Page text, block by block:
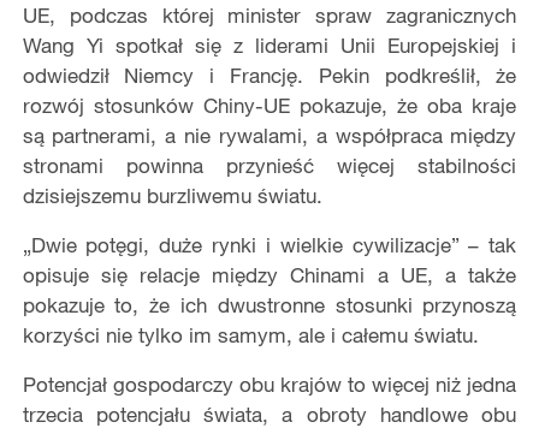
UE, podczas której minister spraw zagranicznych
Wang Yi spotkał się z liderami Unii Europejskiej i
odwiedził Niemcy i Francję. Pekin podkreślił, że
rozwój stosunków Chiny-UE pokazuje, że oba kraje
są partnerami, a nie rywalami, a współpraca między
stronami powinna przynieść więcej stabilności
dzisiejszemu burzliwemu światu.
„Dwie potęgi, duże rynki i wielkie cywilizacje” – tak
opisuje się relacje między Chinami a UE, a także
pokazuje to, że ich dwustronne stosunki przynoszą
korzyści nie tylko im samym, ale i całemu światu.
Potencjał gospodarczy obu krajów to więcej niż jedna
trzecia potencjału świata, a obroty handlowe obu